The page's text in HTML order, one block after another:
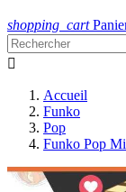
shopping_cart

Accueil
Funko
Pop
Funko Pop